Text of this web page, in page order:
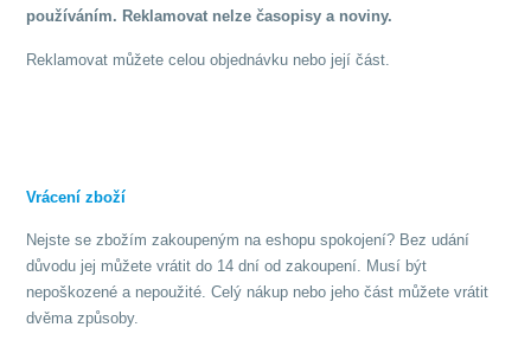
používáním. Reklamovat nelze časopisy a noviny.
Reklamovat můžete celou objednávku nebo její část.
Vrácení zboží
Nejste se zbožím zakoupeným na eshopu spokojení? Bez udání
důvodu jej můžete vrátit do 14 dní od zakoupení. Musí být
nepoškozené a nepoužité. Celý nákup nebo jeho část můžete vrátit
dvěma způsoby.